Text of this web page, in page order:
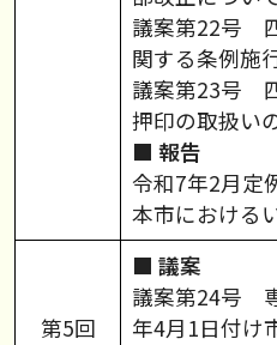
議案第22号
関する条例施
議案第23号
押印の取扱い
■ 報告
令和7年2月定
本市における
第5回
■ 議案
議案第24号
年4月1日付け